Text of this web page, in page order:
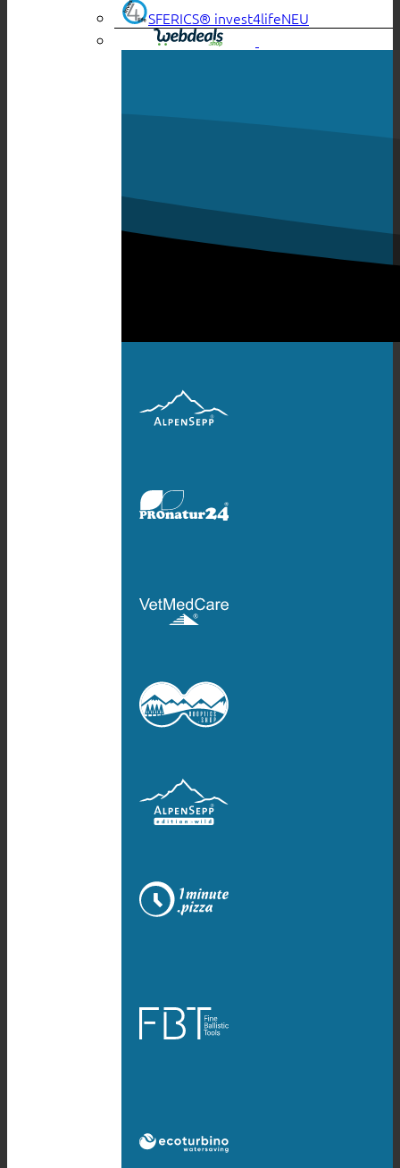
SFERICS® invest4life